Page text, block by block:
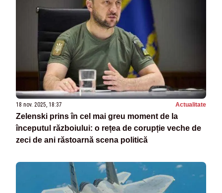
18 nov. 2025, 18:37 Actualitate
Zelenski prins în cel mai greu moment de la
începutul războiului: o rețea de corupție veche de
zeci de ani răstoarnă scena politică